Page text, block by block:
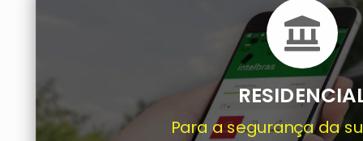
Para a segurança da